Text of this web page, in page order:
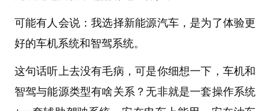
可能有人会说：我选择新能源汽车，是为了体验更
好的车机系统和智驾系统。
这句话听上去没有毛病，可是你细想一下，车机和
智驾与能源类型有啥关系？无非就是一套操作系统